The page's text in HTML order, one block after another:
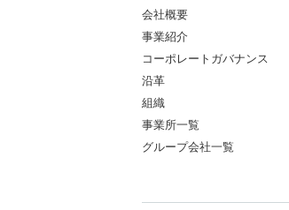
会社概要
事業紹介
コーポレートガバナンス
沿革
組織
事業所一覧
グループ会社一覧